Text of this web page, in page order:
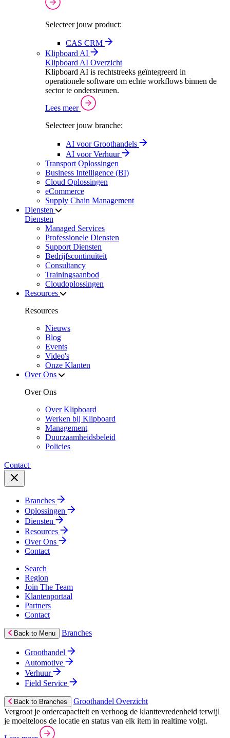
Selecteer jouw product:
CAS CRM
Klipboard AI
Klipboard AI Overzicht
Klipboard AI is rechtstreeks geïntegreerd in
operationele software om echte workflows binnen de
sector te ondersteunen.
Lees meer
Selecteer jouw branche:
AI voor Groothandels
AI voor Verhuur
Transport Oplossingen
Business Intelligence (BI)
Cloud Oplossingen
eCommerce
Supply Chain Management
Diensten
Diensten
Managed Services
Professionele Diensten
Support Diensten
Bedrijfscontinuïteit
Consultancy
Trainingsaanbod
Cloudoplossingen
Resources
Resources
Nieuws
Blog
Events
Video's
Onze Klanten
Over Ons
Over Ons
Over Klipboard
Werken bij Klipboard
Management
Duurzaamheidsbeleid
Policies
Contact
Branches
Oplossingen
Diensten
Resources
Over Ons
Contact
Search
Region
Join The Team
Klantenportaal
Partners
Contact
Back to Menu Branches
Groothandel
Automotive
Verhuur
Field Service
Back to Branches
Groothandel Overzicht
Vergroot je ordercapaciteit en verhoog de klanttevredenheid terwijl
je moeiteloos de locatie en status van elk item in realtime volgt.